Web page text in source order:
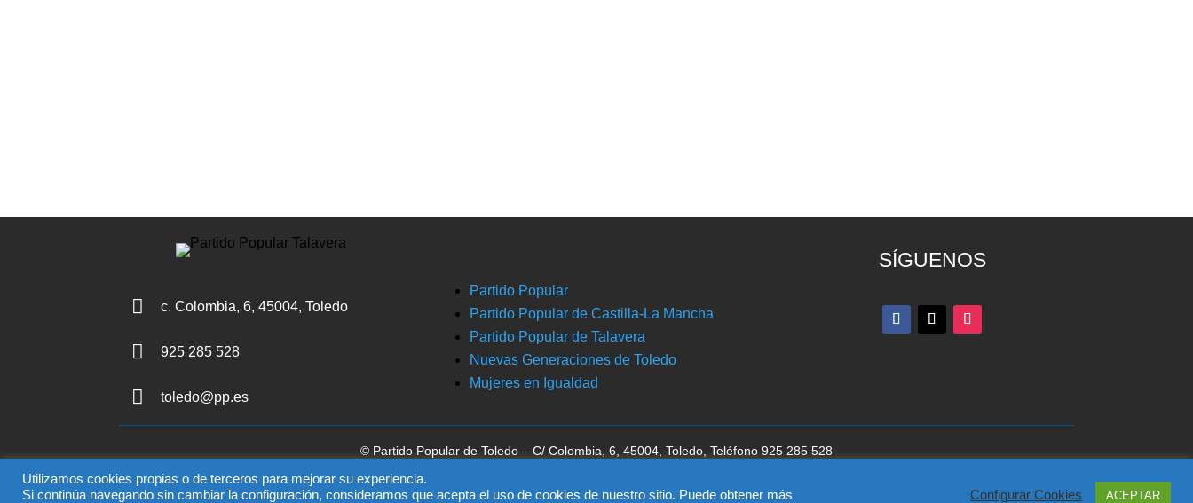
 c. Colombia, 6, 45004, Toledo
 925 285 528
 toledo@pp.es
Partido Popular
Partido Popular de Castilla-La Mancha
Partido Popular de Talavera
Nuevas Generaciones de Toledo
Mujeres en Igualdad
SÍGUENOS
© Partido Popular de Toledo – C/ Colombia, 6, 45004, Toledo, Teléfono 925 285 528
El uso de este sitio implica la aceptación del
Utilizamos cookies propias o de terceros para mejorar su experiencia.
Si continúa navegando sin cambiar la configuración, consideramos que acepta el uso de cookies de nuestro sitio. Puede obtener más
Configurar Cookies ACEPTAR